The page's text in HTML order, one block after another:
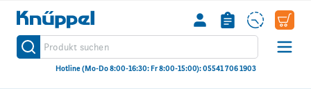
Knüppel
Produkt suchen
Suche
Hotline (Mo-Do 8:00-16:30: Fr 8:00-15:00): 05541 706 1903